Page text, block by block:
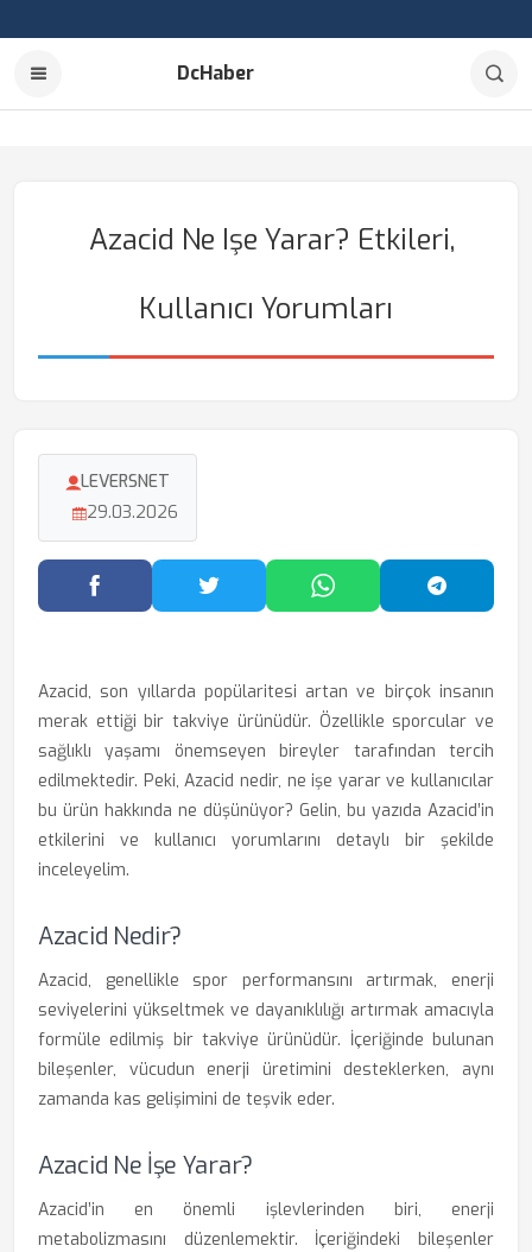
DcHaber
Azacid Ne Işe Yarar? Etkileri,
Kullanıcı Yorumları
LEVERSNET
29.03.2026
Facebook'ta PaylaşTwitter'da PaylaşWhatsApp'ta Paylaş
Azacid, son yıllarda popülaritesi artan ve birçok insanın
merak ettiği bir takviye ürünüdür. Özellikle sporcular ve
sağlıklı yaşamı önemseyen bireyler tarafından tercih
edilmektedir. Peki, Azacid nedir, ne işe yarar ve kullanıcılar
bu ürün hakkında ne düşünüyor? Gelin, bu yazıda Azacid’in
etkilerini ve kullanıcı yorumlarını detaylı bir şekilde
inceleyelim.
Azacid Nedir?
Azacid, genellikle spor performansını artırmak, enerji
seviyelerini yükseltmek ve dayanıklılığı artırmak amacıyla
formüle edilmiş bir takviye ürünüdür. İçeriğinde bulunan
bileşenler, vücudun enerji üretimini desteklerken, aynı
zamanda kas gelişimini de teşvik eder.
Azacid Ne İşe Yarar?
Azacid’in en önemli işlevlerinden biri, enerji
metabolizmasını düzenlemektir. İçeriğindeki bileşenler